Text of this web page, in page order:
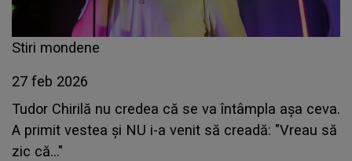
Stiri mondene
27 feb 2026
Tudor Chirilă nu credea că se va întâmpla așa ceva.
A primit vestea și NU i-a venit să creadă: "Vreau să
zic că..."